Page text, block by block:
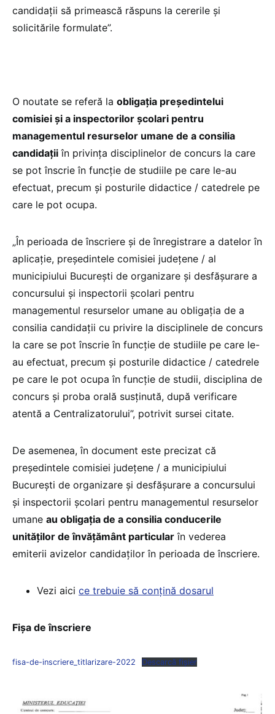
candidații să primească răspuns la cererile și
solicitările formulate”.
O noutate se referă la obligația președintelui
comisiei și a inspectorilor școlari pentru
managementul resurselor umane de a consilia
candidații în privința disciplinelor de concurs la care
se pot înscrie în funcție de studiile pe care le-au
efectuat, precum și posturile didactice / catedrele pe
care le pot ocupa.
„În perioada de înscriere și de înregistrare a datelor în
aplicație, președintele comisiei județene / al
municipiului București de organizare și desfășurare a
concursului și inspectorii școlari pentru
managementul resurselor umane au obligația de a
consilia candidații cu privire la disciplinele de concurs
la care se pot înscrie în funcție de studiile pe care le-
au efectuat, precum și posturile didactice / catedrele
pe care le pot ocupa în funcție de studii, disciplina de
concurs și proba orală susținută, după verificare
atentă a Centralizatorului”, potrivit sursei citate.
De asemenea, în document este precizat că
președintele comisiei județene / a municipiului
București de organizare și desfășurare a concursului
și inspectorii școlari pentru managementul resurselor
umane au obligația de a consilia conducerile
unităților de învățământ particular în vederea
emiterii avizelor candidaților în perioada de înscriere.
Vezi aici ce trebuie să conțină dosarul
Fișa de înscriere
fisa-de-inscriere_titlarizare-2022 Descarcă fișier